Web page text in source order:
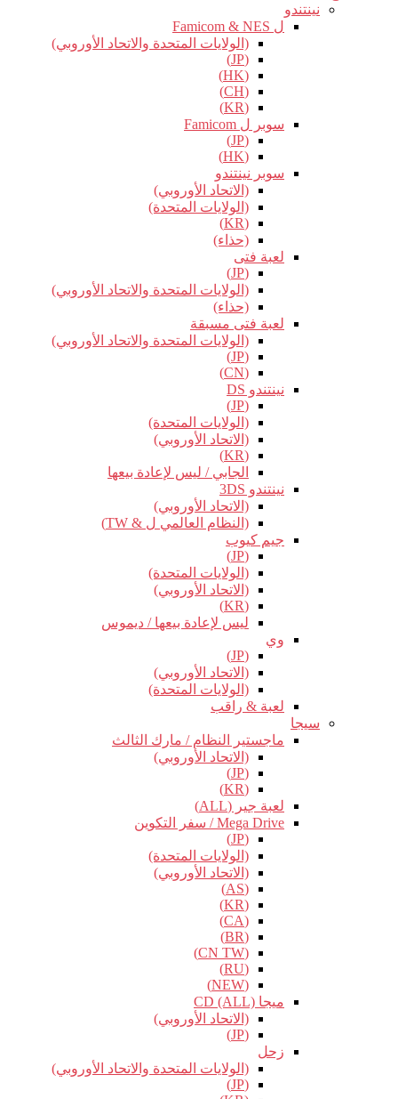
نينتندو
ل Famicom & NES
(الولايات المتحدة والاتحاد الأوروبي)
(JP)
(HK)
(CH)
(KR)
سوبر ل Famicom
(JP)
(HK)
سوبر نينتندو
(الاتحاد الأوروبي)
(الولايات المتحدة)
(KR)
(حذاء)
لعبة فتى
(JP)
(الولايات المتحدة والاتحاد الأوروبي)
(حذاء)
لعبة فتى مسبقة
(الولايات المتحدة والاتحاد الأوروبي)
(JP)
(CN)
نينتندو DS
(JP)
(الولايات المتحدة)
(الاتحاد الأوروبي)
(KR)
الجابي / ليس لإعادة بيعها
نينتندو 3DS
(الاتحاد الأوروبي)
(النظام العالمي ل & TW)
جيم كيوب
(JP)
(الولايات المتحدة)
(الاتحاد الأوروبي)
(KR)
ليس لإعادة بيعها / ديموس
وي
(JP)
(الاتحاد الأوروبي)
(الولايات المتحدة)
لعبة & راقب
سيجا
ماجستير النظام / مارك الثالث
(الاتحاد الأوروبي)
(JP)
(KR)
لعبة جير (ALL)
Mega Drive / سفر التكوين
(JP)
(الولايات المتحدة)
(الاتحاد الأوروبي)
(AS)
(KR)
(CA)
(BR)
(CN TW)
(RU)
(NEW)
ميجا CD (ALL)
(الاتحاد الأوروبي)
(JP)
زحل
(الولايات المتحدة والاتحاد الأوروبي)
(JP)